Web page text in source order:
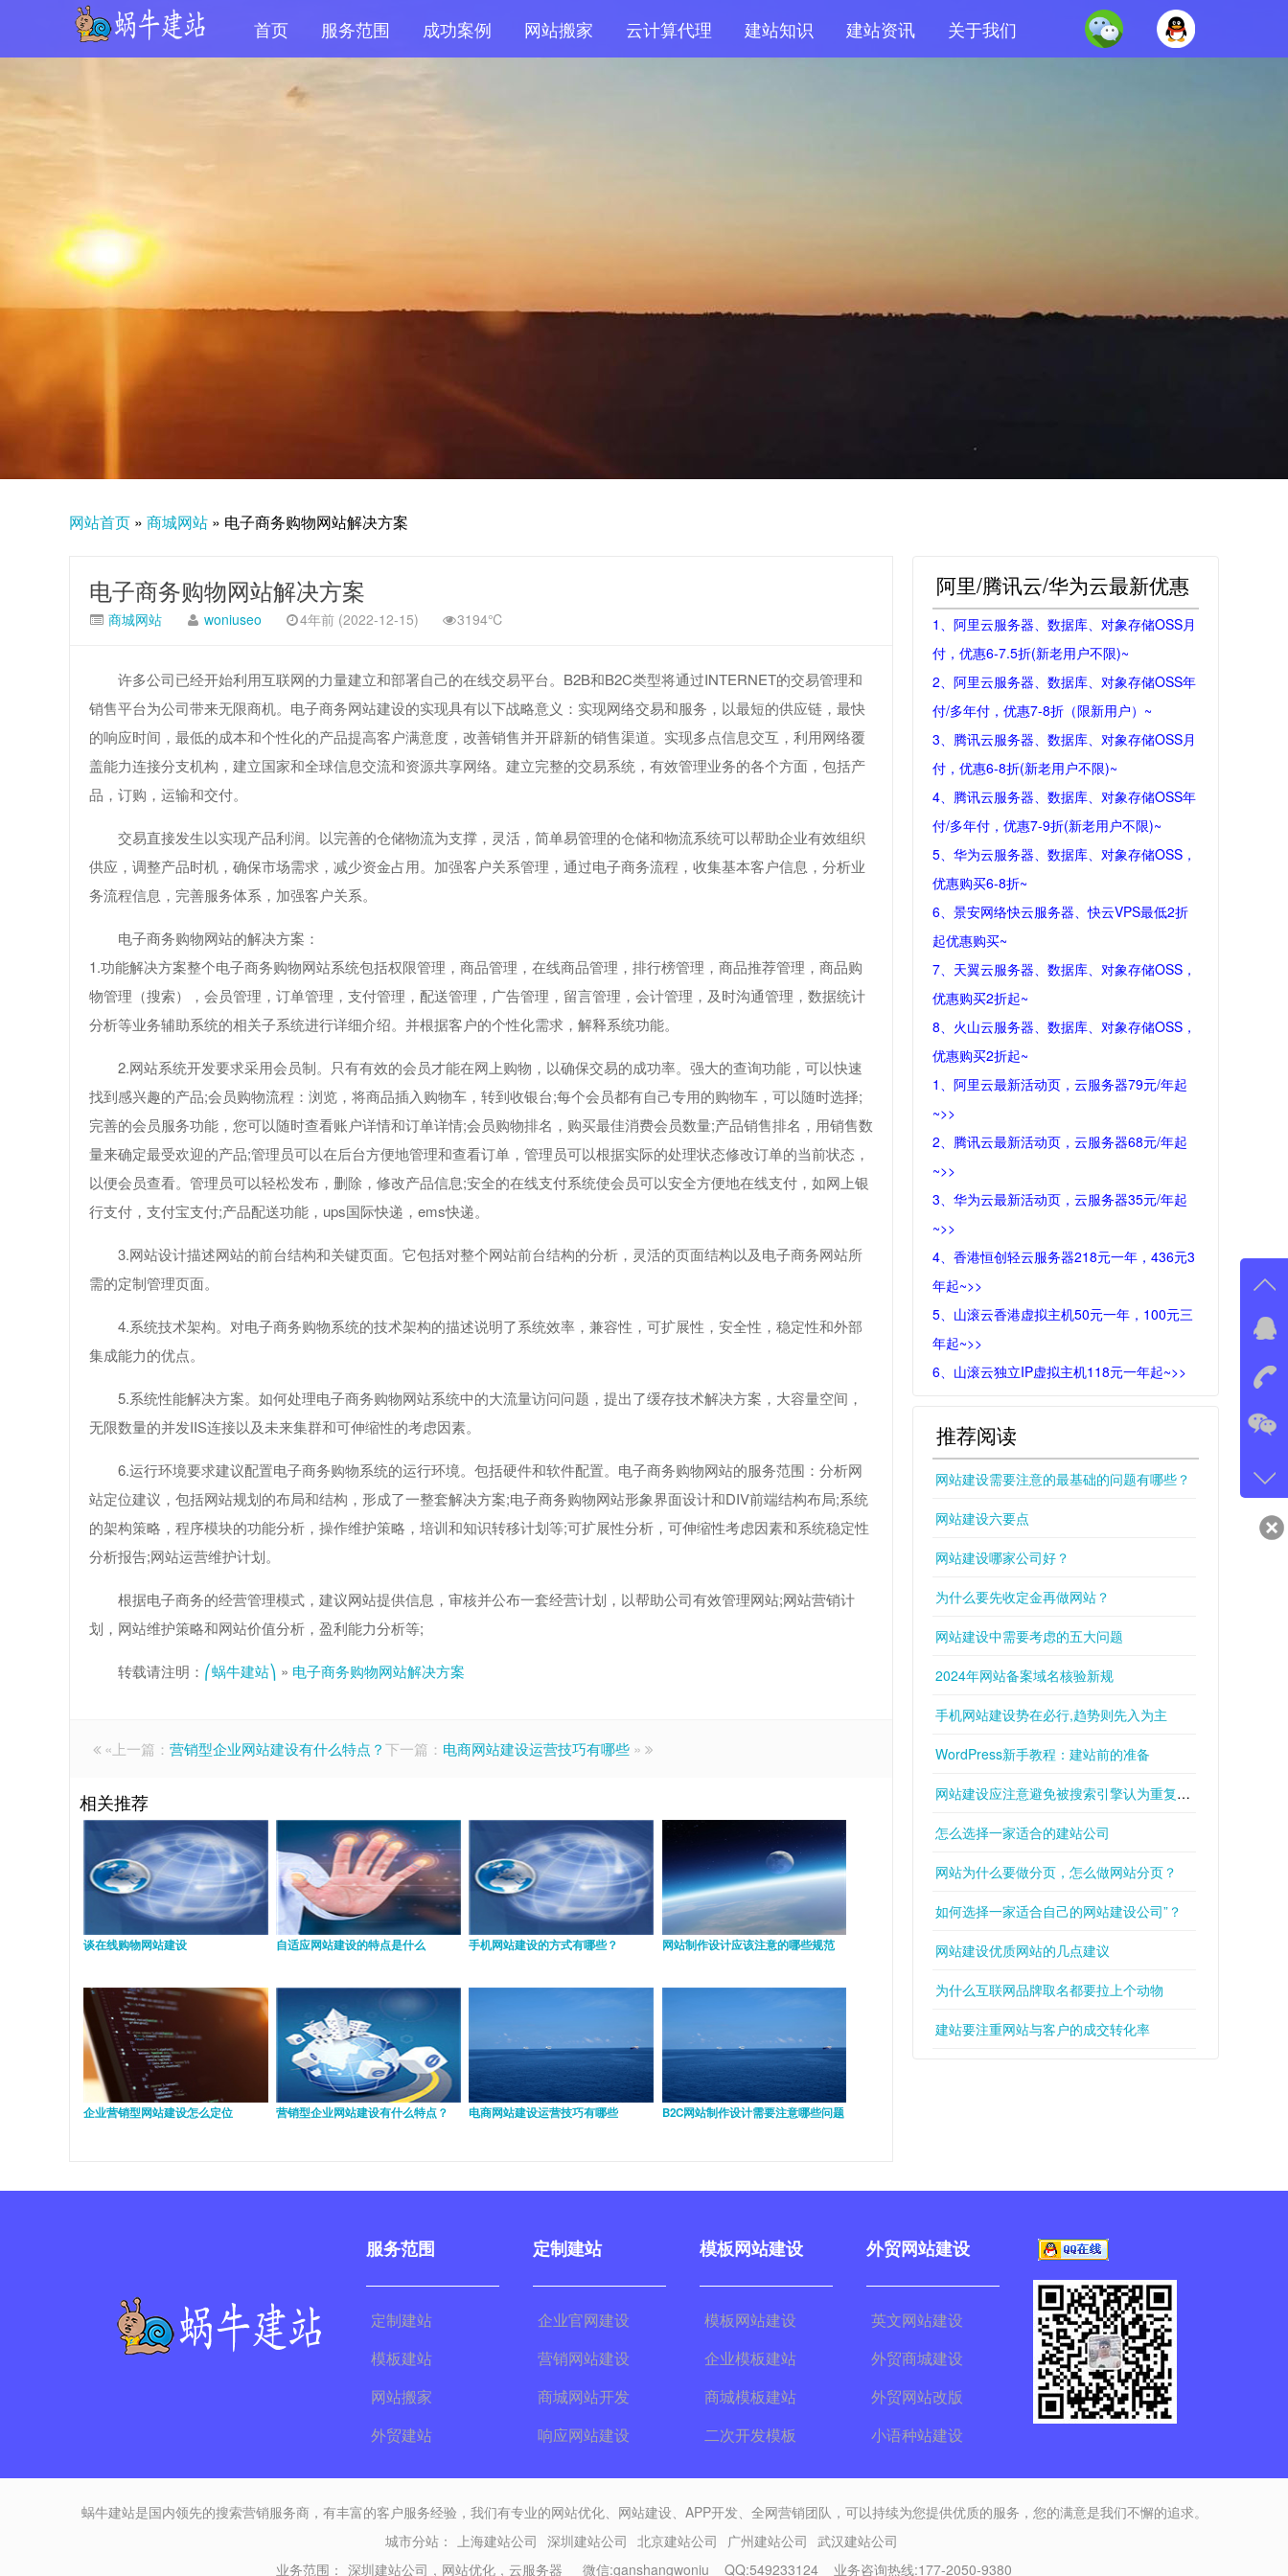
首页 服务范围 成功案例 网站搬家 云计算代理 建站知识 建站资讯 关于我们
网站首页 » 商城网站 » 电子商务购物网站解决方案
电子商务购物网站解决方案
商城网站 woniuseo 4年前 (2022-12-15) 3194℃
许多公司已经开始利用互联网的力量建立和部署自己的在线交易平台。B2B和B2C类型将通过INTERNET的交易管理和
销售平台为公司带来无限商机。电子商务网站建设的实现具有以下战略意义：实现网络交易和服务，以最短的供应链，最快
的响应时间，最低的成本和个性化的产品提高客户满意度，改善销售并开辟新的销售渠道。实现多点信息交互，利用网络覆
盖能力连接分支机构，建立国家和全球信息交流和资源共享网络。建立完整的交易系统，有效管理业务的各个方面，包括产
品，订购，运输和交付。
交易直接发生以实现产品利润。以完善的仓储物流为支撑，灵活，简单易管理的仓储和物流系统可以帮助企业有效组织
供应，调整产品时机，确保市场需求，减少资金占用。加强客户关系管理，通过电子商务流程，收集基本客户信息，分析业
务流程信息，完善服务体系，加强客户关系。
电子商务购物网站的解决方案：
1.功能解决方案整个电子商务购物网站系统包括权限管理，商品管理，在线商品管理，排行榜管理，商品推荐管理，商品购
物管理（搜索），会员管理，订单管理，支付管理，配送管理，广告管理，留言管理，会计管理，及时沟通管理，数据统计
分析等业务辅助系统的相关子系统进行详细介绍。并根据客户的个性化需求，解释系统功能。
2.网站系统开发要求采用会员制。只有有效的会员才能在网上购物，以确保交易的成功率。强大的查询功能，可以快速
找到感兴趣的产品;会员购物流程：浏览，将商品插入购物车，转到收银台;每个会员都有自己专用的购物车，可以随时选择;
完善的会员服务功能，您可以随时查看账户详情和订单详情;会员购物排名，购买最佳消费会员数量;产品销售排名，用销售数
量来确定最受欢迎的产品;管理员可以在后台方便地管理和查看订单，管理员可以根据实际的处理状态修改订单的当前状态，
以便会员查看。管理员可以轻松发布，删除，修改产品信息;安全的在线支付系统使会员可以安全方便地在线支付，如网上银
行支付，支付宝支付;产品配送功能，ups国际快递，ems快递。
3.网站设计描述网站的前台结构和关键页面。它包括对整个网站前台结构的分析，灵活的页面结构以及电子商务网站所
需的定制管理页面。
4.系统技术架构。对电子商务购物系统的技术架构的描述说明了系统效率，兼容性，可扩展性，安全性，稳定性和外部
集成能力的优点。
5.系统性能解决方案。如何处理电子商务购物网站系统中的大流量访问问题，提出了缓存技术解决方案，大容量空间，
无限数量的并发IIS连接以及未来集群和可伸缩性的考虑因素。
6.运行环境要求建议配置电子商务购物系统的运行环境。包括硬件和软件配置。电子商务购物网站的服务范围：分析网
站定位建议，包括网站规划的布局和结构，形成了一整套解决方案;电子商务购物网站形象界面设计和DIV前端结构布局;系统
的架构策略，程序模块的功能分析，操作维护策略，培训和知识转移计划等;可扩展性分析，可伸缩性考虑因素和系统稳定性
分析报告;网站运营维护计划。
根据电子商务的经营管理模式，建议网站提供信息，审核并公布一套经营计划，以帮助公司有效管理网站;网站营销计
划，网站维护策略和网站价值分析，盈利能力分析等;
转载请注明： ⎛蜗牛建站⎞ » 电子商务购物网站解决方案
«上一篇： 营销型企业网站建设有什么特点？下一篇： 电商网站建设运营技巧有哪些 »
相关推荐
谈在线购物网站建设 自适应网站建设的特点是什么 手机网站建设的方式有哪些？ 网站制作设计应该注意的哪些规范
企业营销型网站建设怎么定位 营销型企业网站建设有什么特点？ 电商网站建设运营技巧有哪些 B2C网站制作设计需要注意哪些问题
阿里/腾讯云/华为云最新优惠
1、阿里云服务器、数据库、对象存储OSS月
付，优惠6-7.5折(新老用户不限)~
2、阿里云服务器、数据库、对象存储OSS年
付/多年付，优惠7-8折（限新用户）~
3、腾讯云服务器、数据库、对象存储OSS月
付，优惠6-8折(新老用户不限)~
4、腾讯云服务器、数据库、对象存储OSS年
付/多年付，优惠7-9折(新老用户不限)~
5、华为云服务器、数据库、对象存储OSS，
优惠购买6-8折~
6、景安网络快云服务器、快云VPS最低2折
起优惠购买~
7、天翼云服务器、数据库、对象存储OSS，
优惠购买2折起~
8、火山云服务器、数据库、对象存储OSS，
优惠购买2折起~
1、阿里云最新活动页，云服务器79元/年起
~>>
2、腾讯云最新活动页，云服务器68元/年起
~>>
3、华为云最新活动页，云服务器35元/年起
~>>
4、香港恒创轻云服务器218元一年，436元3
年起~>>
5、山滚云香港虚拟主机50元一年，100元三
年起~>>
6、山滚云独立IP虚拟主机118元一年起~>>
推荐阅读
网站建设需要注意的最基础的问题有哪些？
网站建设六要点
网站建设哪家公司好？
为什么要先收定金再做网站？
网站建设中需要考虑的五大问题
2024年网站备案域名核验新规
手机网站建设势在必行,趋势则先入为主
WordPress新手教程：建站前的准备
网站建设应注意避免被搜索引擎认为重复从而被惩罚
怎么选择一家适合的建站公司
网站为什么要做分页，怎么做网站分页？
如何选择一家适合自己的网站建设公司”？
网站建设优质网站的几点建议
为什么互联网品牌取名都要拉上个动物
建站要注重网站与客户的成交转化率
服务范围
定制建站
模板建站
网站搬家
外贸建站
定制建站
企业官网建设
营销网站建设
商城网站开发
响应网站建设
模板网站建设
模板网站建设
企业模板建站
商城模板建站
二次开发模板
外贸网站建设
英文网站建设
外贸商城建设
外贸网站改版
小语种站建设
蜗牛建站是国内领先的搜索营销服务商，有丰富的客户服务经验，我们有专业的网站优化、网站建设、APP开发、全网营销团队，可以持续为您提供优质的服务，您的满意是我们不懈的追求。
城市分站： 上海建站公司 深圳建站公司 北京建站公司 广州建站公司 武汉建站公司
业务范围： 深圳建站公司 , 网站优化 , 云服务器 微信:ganshangwoniu QQ:549233124 业务咨询热线:177-2050-9380
在线
我
微信
qq